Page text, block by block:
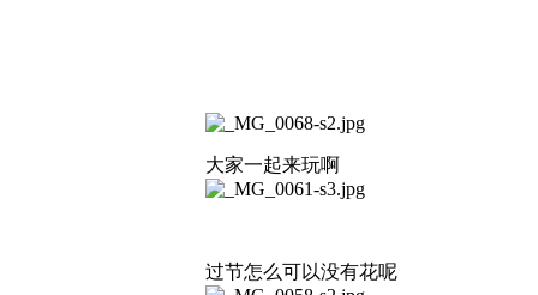
大家一起来玩啊
过节怎么可以没有花呢